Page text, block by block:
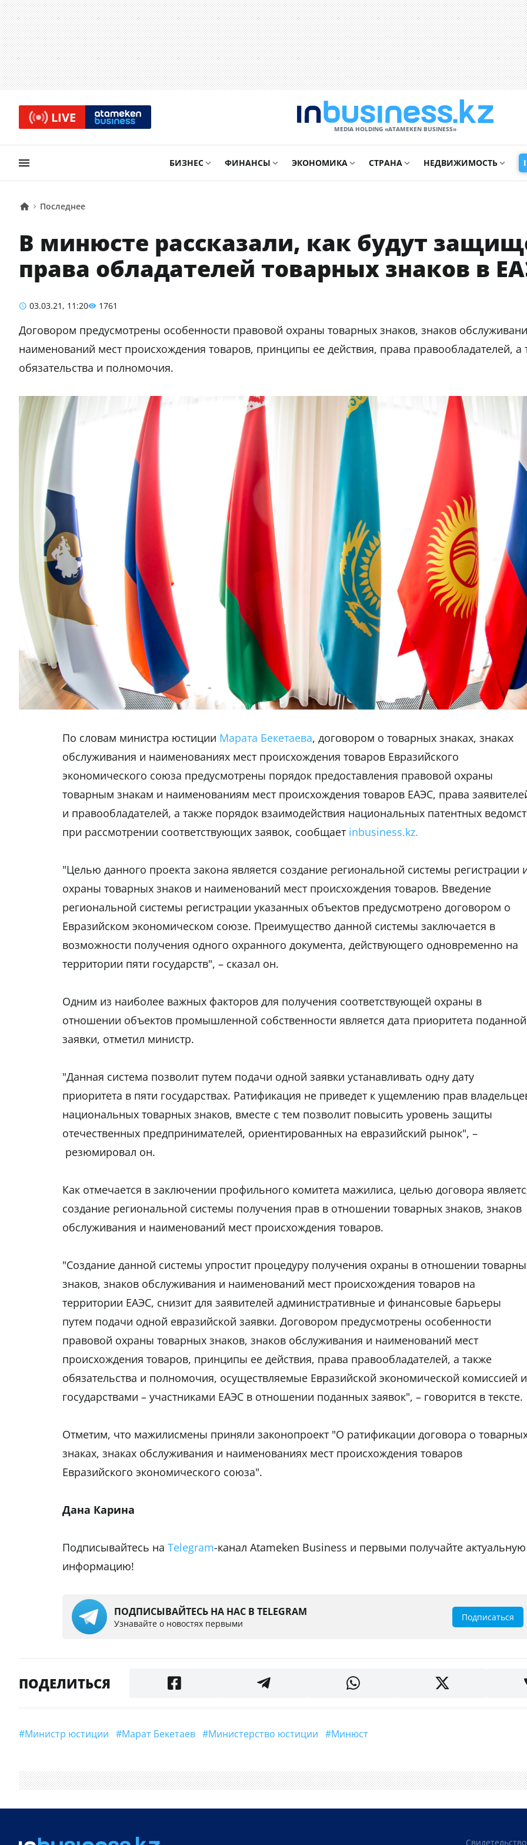
LIVE
MEDIA HOLDING «ATAMEKЕN BUSINESS»
БИЗНЕС ФИНАНСЫ ЭКОНОМИКА СТРАНА НЕДВИЖИМОСТЬ
Последнее
В минюсте рассказали, как будут
права обладателей товарных знаков в
03.03.21, 11:20 1761
Договором предусмотрены особенности правовой охраны товарных знаков, знаков
наименований мест происхождения товаров, принципы ее действия, права правообладателей, а
обязательства и полномочия.
По словам министра юстиции Марата Бекетаева, договором о товарных знаках, знаках
обслуживания и наименованиях мест происхождения товаров Евразийского
экономического союза предусмотрены порядок предоставления правовой охраны
товарным знакам и наименованиям мест происхождения товаров ЕАЭС, права
и правообладателей, а также порядок взаимодействия национальных патентных
при рассмотрении соответствующих заявок, сообщает inbusiness.kz.
"Целью данного проекта закона является создание региональной системы регистрации
охраны товарных знаков и наименований мест происхождения товаров. Введение
региональной системы регистрации указанных объектов предусмотрено договором о
Евразийском экономическом союзе. Преимущество данной системы заключается в
возможности получения одного охранного документа, действующего одновременно на
территории пяти государств", – сказал он.
Одним из наиболее важных факторов для получения соответствующей охраны в
отношении объектов промышленной собственности является дата приоритета поданной
заявки, отметил министр.
"Данная система позволит путем подачи одной заявки устанавливать одну дату
приоритета в пяти государствах. Ратификация не приведет к ущемлению прав
национальных товарных знаков, вместе с тем позволит повысить уровень защиты
отечественных предпринимателей, ориентированных на евразийский рынок", –
резюмировал он.
Как отмечается в заключении профильного комитета мажилиса, целью договора
создание региональной системы получения прав в отношении товарных знаков, знаков
обслуживания и наименований мест происхождения товаров.
"Создание данной системы упростит процедуру получения охраны в отношении
знаков, знаков обслуживания и наименований мест происхождения товаров на
территории ЕАЭС, снизит для заявителей административные и финансовые барьеры
путем подачи одной евразийской заявки. Договором предусмотрены особенности
правовой охраны товарных знаков, знаков обслуживания и наименований мест
происхождения товаров, принципы ее действия, права правообладателей, а также
обязательства и полномочия, осуществляемые Евразийской экономической комиссией и
государствами – участниками ЕАЭС в отношении поданных заявок", – говорится в тексте.
Отметим, что мажилисмены приняли законопроект "О ратификации договора о
знаках, знаках обслуживания и наименованиях мест происхождения товаров
Евразийского экономического союза".
Дана Карина
Подписывайтесь на Telegram-канал Atameken Business и первыми получайте актуальную
информацию!
ПОДПИСЫВАЙТЕСЬ НА НАС В TELEGRAM
Узнавайте о новостях первыми
Подписаться
ПОДЕЛИТЬСЯ
#Министр юстиции #Марат Бекетаев #Министерство юстиции #минюст